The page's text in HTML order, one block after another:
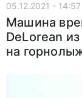
05.12.2021 - 14:57
Машина
DeLorean
на